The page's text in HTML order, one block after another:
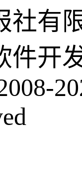
社有
件开